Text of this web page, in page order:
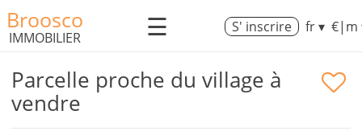
Broosco
IMMOBILIER ☰ S' inscrire fr ▾ €|m
Parcelle proche du village à
vendre